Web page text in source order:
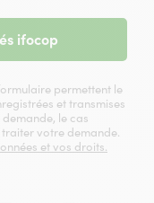
ifocop
permettent le
et transmises
le cas
votre demande.
et vos droits.